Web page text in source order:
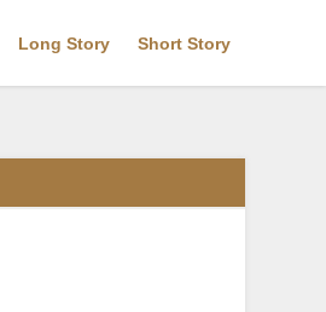
Long Story Short Story